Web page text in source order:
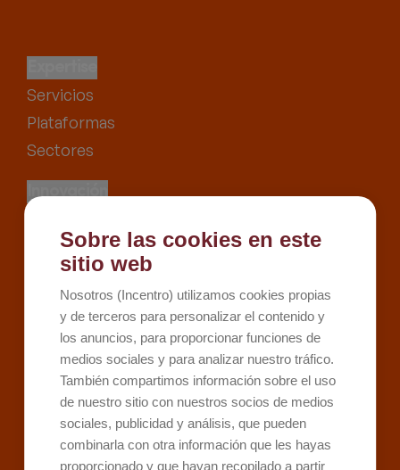
Servicios
Plataformas
Sectores
Recursos
Kit Digital
Kit Consulting
Sobre Incentro
Conócenos
Careers
Contacto
Sobre las cookies en este
sitio web
Nosotros (Incentro) utilizamos cookies propias
y de terceros para personalizar el contenido y
los anuncios, para proporcionar funciones de
medios sociales y para analizar nuestro tráfico.
También compartimos información sobre el uso
de nuestro sitio con nuestros socios de medios
sociales, publicidad y análisis, que pueden
combinarla con otra información que les hayas
proporcionado y que hayan recopilado a partir